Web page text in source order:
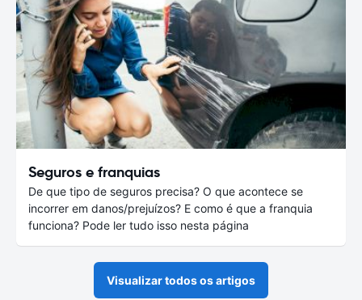
Seguros e franquias
De que tipo de seguros precisa? O que acontece se
incorrer em danos/prejuízos? E como é que a franquia
funciona? Pode ler tudo isso nesta página
Visualizar todos os artigos